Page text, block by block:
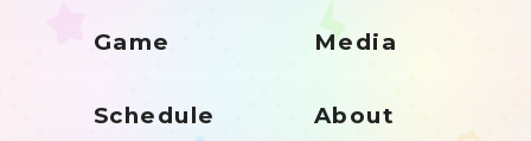
Game Media
Schedule About